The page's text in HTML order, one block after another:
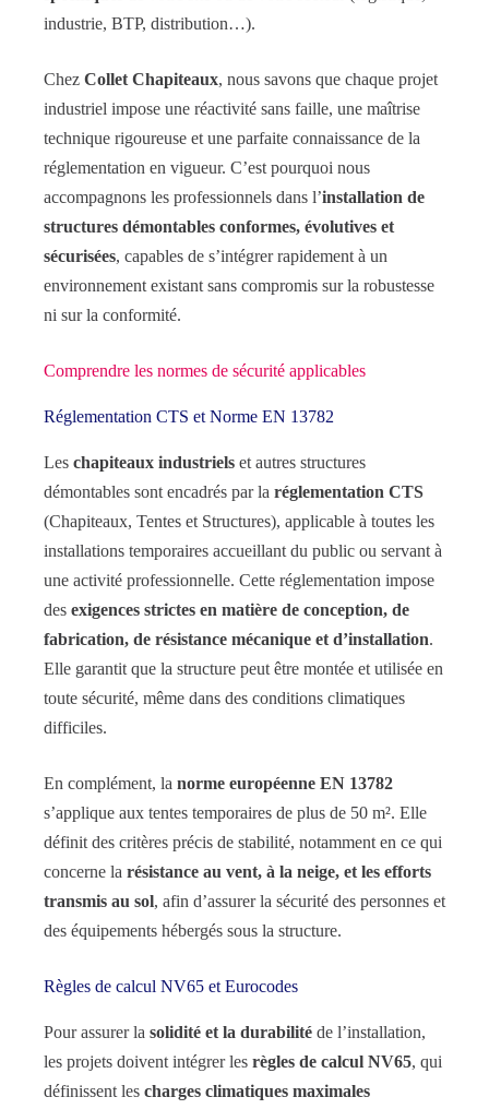
industrie, BTP, distribution…).
Chez Collet Chapiteaux, nous savons que chaque projet
industriel impose une réactivité sans faille, une maîtrise
technique rigoureuse et une parfaite connaissance de la
réglementation en vigueur. C’est pourquoi nous
accompagnons les professionnels dans l’installation de
structures démontables conformes, évolutives et
sécurisées, capables de s’intégrer rapidement à un
environnement existant sans compromis sur la robustesse
ni sur la conformité.
Comprendre les normes de sécurité applicables
Réglementation CTS et Norme EN 13782
Les chapiteaux industriels et autres structures
démontables sont encadrés par la réglementation CTS
(Chapiteaux, Tentes et Structures), applicable à toutes les
installations temporaires accueillant du public ou servant à
une activité professionnelle. Cette réglementation impose
des exigences strictes en matière de conception, de
fabrication, de résistance mécanique et d’installation.
Elle garantit que la structure peut être montée et utilisée en
toute sécurité, même dans des conditions climatiques
difficiles.
En complément, la norme européenne EN 13782
s’applique aux tentes temporaires de plus de 50 m². Elle
définit des critères précis de stabilité, notamment en ce qui
concerne la résistance au vent, à la neige, et les efforts
transmis au sol, afin d’assurer la sécurité des personnes et
des équipements hébergés sous la structure.
Règles de calcul NV65 et Eurocodes
Pour assurer la solidité et la durabilité de l’installation,
les projets doivent intégrer les règles de calcul NV65, qui
définissent les charges climatiques maximales